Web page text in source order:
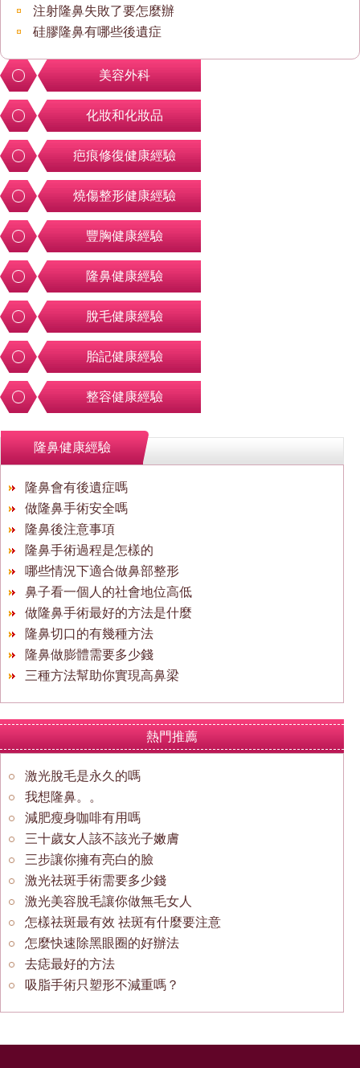
注射隆鼻失敗了要怎麼辦
硅膠隆鼻有哪些後遺症
美容外科
化妝和化妝品
疤痕修復健康經驗
燒傷整形健康經驗
豐胸健康經驗
隆鼻健康經驗
脫毛健康經驗
胎記健康經驗
整容健康經驗
隆鼻健康經驗
隆鼻會有後遺症嗎
做隆鼻手術安全嗎
隆鼻後注意事項
隆鼻手術過程是怎樣的
哪些情況下適合做鼻部整形
鼻子看一個人的社會地位高低
做隆鼻手術最好的方法是什麼
隆鼻切口的有幾種方法
隆鼻做膨體需要多少錢
三種方法幫助你實現高鼻梁
熱門推薦
激光脫毛是永久的嗎
我想隆鼻。。
減肥瘦身咖啡有用嗎
三十歲女人該不該光子嫩膚
三步讓你擁有亮白的臉
激光祛斑手術需要多少錢
激光美容脫毛讓你做無毛女人
怎樣祛斑最有效 祛斑有什麼要注意
怎麼快速除黑眼圈的好辦法
去痣最好的方法
吸脂手術只塑形不減重嗎？